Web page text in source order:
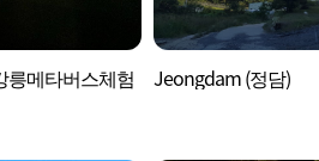
릉메타버스체험
Jeongdam (정담)